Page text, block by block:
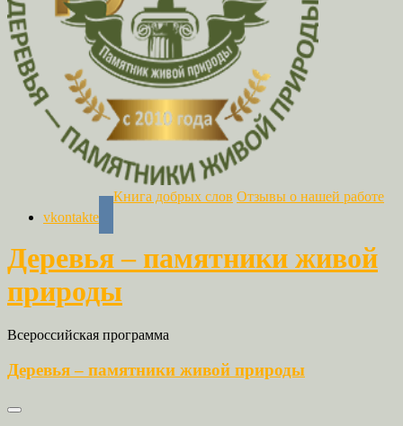
vkontakte
Книга добрых слов Отзывы о нашей работе
Деревья – памятники живой
природы
Всероссийская программа
Деревья – памятники живой природы